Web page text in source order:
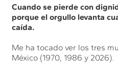
Cuando se pierde con
porque el orgullo levanta
caída.
Me ha tocado ver los tres
México (1970, 1986 y 2026).